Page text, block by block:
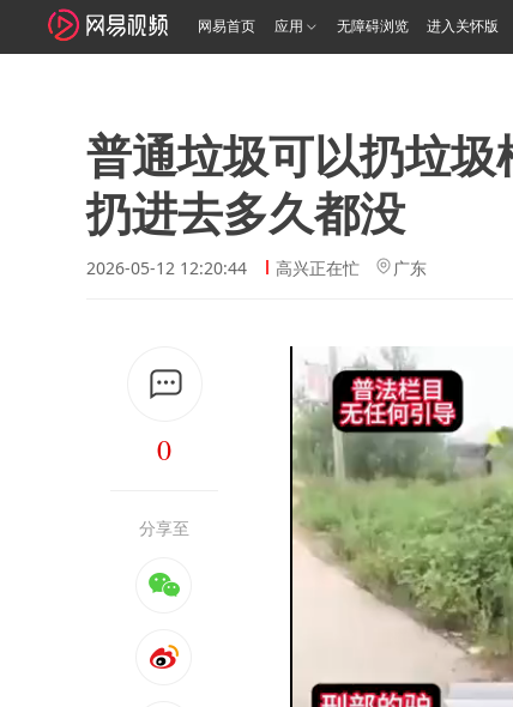
网易首页 应用 无障碍浏览 进入关怀版
普通垃圾可以扔垃圾
扔进去多久都没
2026-05-12 12:20:44 高兴正在忙 广东
0
分享至